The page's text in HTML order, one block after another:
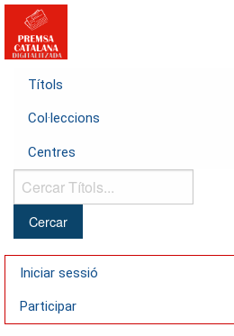
Títols
Col·leccions
Centres
Cercar
Títols...
Iniciar sessió
Participar